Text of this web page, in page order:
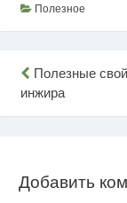
Полезное
по
Полезные
инжира
Добавить